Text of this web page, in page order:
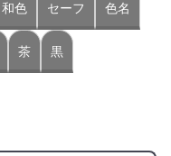
和色 セーフ 色名
茶 黒